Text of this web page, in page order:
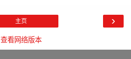
›
主页
查看网络版本